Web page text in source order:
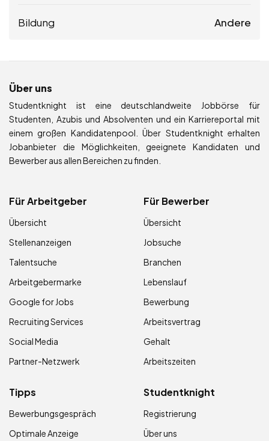
Bildung Andere
Über uns
Studentknight ist eine deutschlandweite Jobbörse für
Studenten, Azubis und Absolventen und ein Karriereportal mit
einem großen Kandidatenpool. Über Studentknight erhalten
Jobanbieter die Möglichkeiten, geeignete Kandidaten und
Bewerber aus allen Bereichen zu finden.
Für Arbeitgeber
Übersicht
Stellenanzeigen
Talentsuche
Arbeitgebermarke
Google for Jobs
Recruiting Services
Social Media
Partner-Netzwerk
Für Bewerber
Übersicht
Jobsuche
Branchen
Lebenslauf
Bewerbung
Arbeitsvertrag
Gehalt
Arbeitszeiten
Tipps
Bewerbungsgespräch
Optimale Anzeige
Studentknight
Registrierung
Über uns